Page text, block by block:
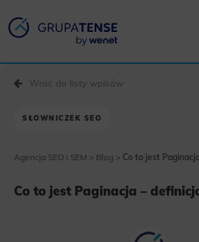
SŁOWNICZEK SEO
Agencja SEO i SEM > Blog > Co to jest
Co to jest Paginacja –